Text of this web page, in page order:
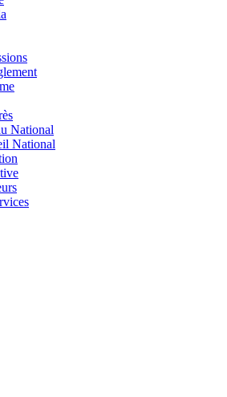
National
National